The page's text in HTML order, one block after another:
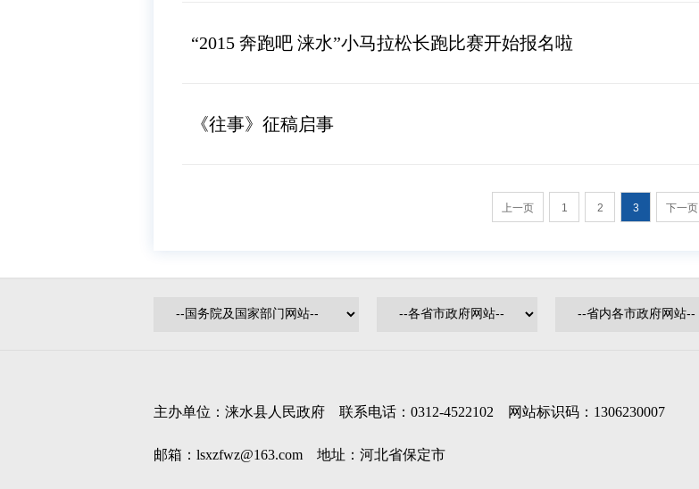
“2015 奔跑吧 涞水”小马拉松长跑比赛开始报名啦
《往事》征稿启事
上一页 1 2 3 下一页
主办单位：涞水县人民政府 联系电话：0312-4522102 网站标识码：1306230007
邮箱：lsxzfwz@163.com 地址：河北省保定市